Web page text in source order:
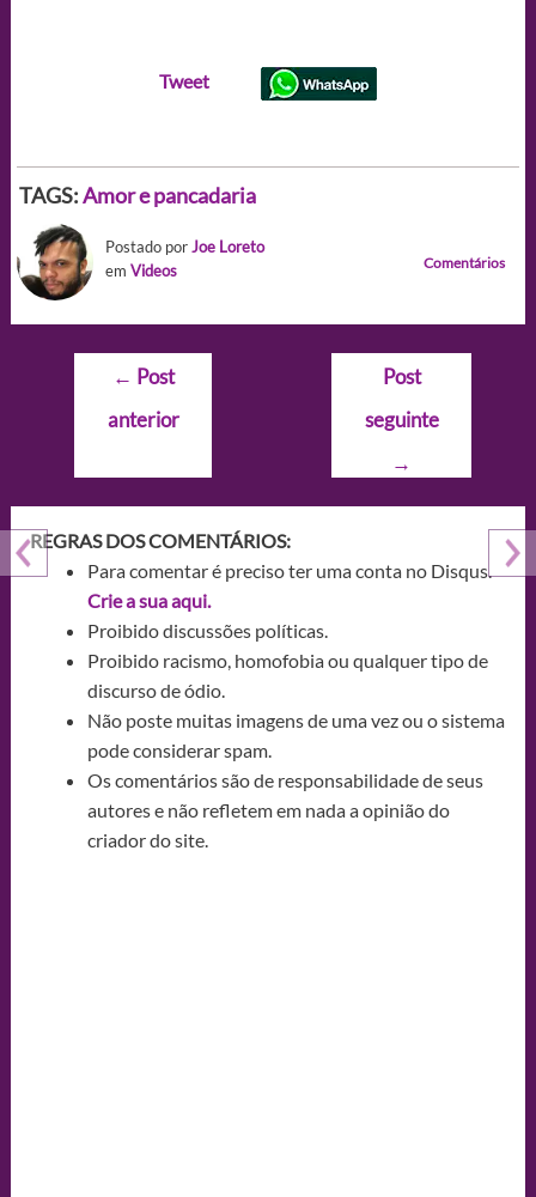
Tweet
TAGS:Amor e pancadaria
Postado porJoe Loreto
em Videos Comentários
Navegação
Post
← Post
anterior
Post
seguinte
→
REGRAS DOS COMENTÁRIOS:
Para comentar é preciso ter uma conta no Disqus.
Crie a sua aqui.
Proibido discussões políticas.
Proibido racismo, homofobia ou qualquer tipo de
discurso de ódio.
Não poste muitas imagens de uma vez ou o sistema
pode considerar spam.
Os comentários são de responsabilidade de seus
autores e não refletem em nada a opinião do
criador do site.